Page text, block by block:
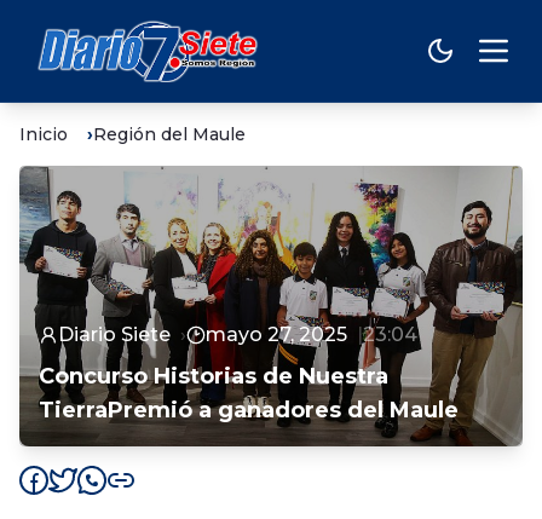
Inicio Región del Maule
Diario Siete mayo 27, 2025 23:04
Concurso Historias de Nuestra
TierraPremió a ganadores del Maule